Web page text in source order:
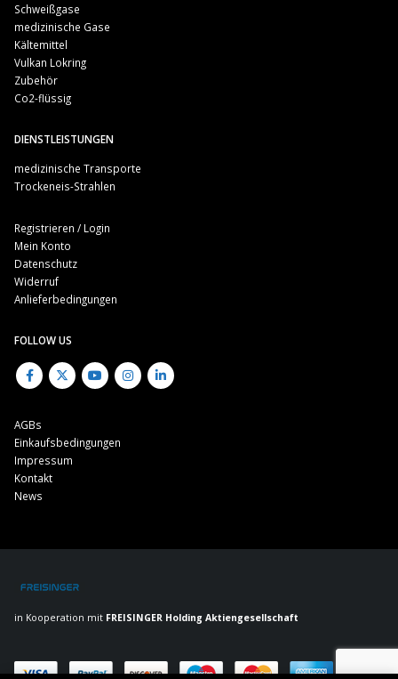
Schweißgase
medizinische Gase
Kältemittel
Vulkan Lokring
Zubehör
Co2-flüssig
DIENSTLEISTUNGEN
medizinische Transporte
Trockeneis-Strahlen
Registrieren / Login
Mein Konto
Datenschutz
Widerruf
Anlieferbedingungen
FOLLOW US
AGBs
Einkaufsbedingungen
Impressum
Kontakt
News
in Kooperation mit FREISINGER Holding Aktiengesellschaft